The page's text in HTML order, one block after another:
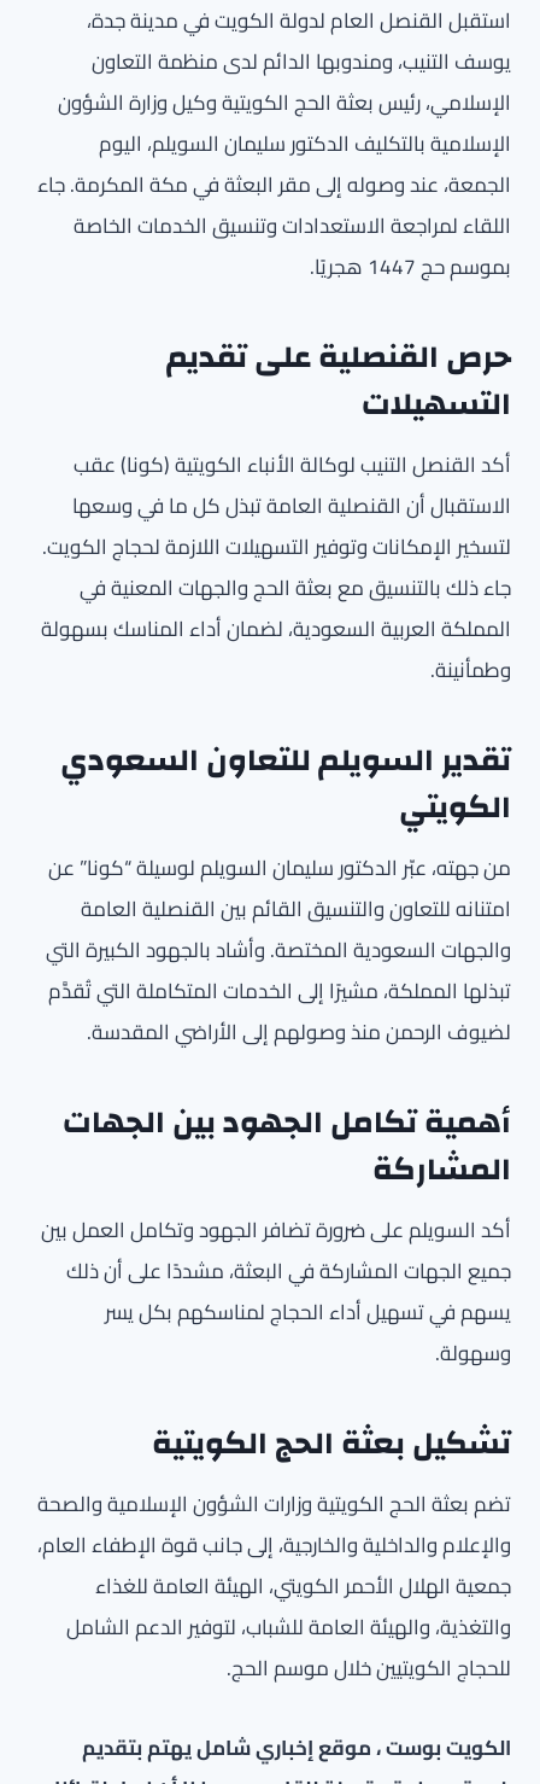
استقبل القنصل العام لدولة الكويت في مدينة جدة،
يوسف التنيب، ومندوبها الدائم لدى منظمة التعاون
الإسلامي، رئيس بعثة الحج الكويتية وكيل وزارة الشؤون
الإسلامية بالتكليف الدكتور سليمان السويلم، اليوم
الجمعة، عند وصوله إلى مقر البعثة في مكة المكرمة. جاء
اللقاء لمراجعة الاستعدادات وتنسيق الخدمات الخاصة
بموسم حج 1447 هجريًا.
حرص القنصلية على تقديم
التسهيلات
أكد القنصل التنيب لوكالة الأنباء الكويتية (كونا) عقب
الاستقبال أن القنصلية العامة تبذل كل ما في وسعها
لتسخير الإمكانات وتوفير التسهيلات اللازمة لحجاج الكويت.
جاء ذلك بالتنسيق مع بعثة الحج والجهات المعنية في
المملكة العربية السعودية، لضمان أداء المناسك بسهولة
وطمأنينة.
تقدير السويلم للتعاون السعودي
الكويتي
من جهته، عبّر الدكتور سليمان السويلم لوسيلة “كونا” عن
امتنانه للتعاون والتنسيق القائم بين القنصلية العامة
والجهات السعودية المختصة. وأشاد بالجهود الكبيرة التي
تبذلها المملكة، مشيرًا إلى الخدمات المتكاملة التي تُقدَّم
لضيوف الرحمن منذ وصولهم إلى الأراضي المقدسة.
أهمية تكامل الجهود بين الجهات
المشاركة
أكد السويلم على ضرورة تضافر الجهود وتكامل العمل بين
جميع الجهات المشاركة في البعثة، مشددًا على أن ذلك
يسهم في تسهيل أداء الحجاج لمناسكهم بكل يسر
وسهولة.
تشكيل بعثة الحج الكويتية
تضم بعثة الحج الكويتية وزارات الشؤون الإسلامية والصحة
والإعلام والداخلية والخارجية، إلى جانب قوة الإطفاء العام،
جمعية الهلال الأحمر الكويتي، الهيئة العامة للغذاء
والتغذية، والهيئة العامة للشباب، لتوفير الدعم الشامل
للحجاج الكويتيين خلال موسم الحج.
الكويت بوست ، موقع إخباري شامل يهتم بتقديم